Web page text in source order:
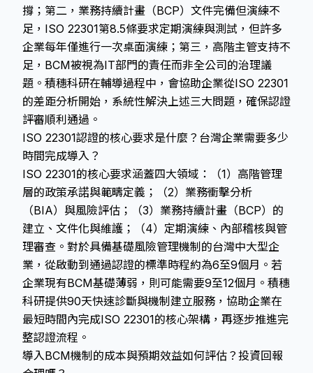
撐；第二，業務持續計畫（BCP）文件完備但演練不
足，ISO 22301第8.5條要求定期演練與測試，但許多
企業每年僅進行一次桌面演練；第三，高階主管支持不
足，BCM被視為IT部門的責任而非全公司的治理議
題。積穗科研在輔導過程中，會協助企業從ISO 22301
的差距分析開始，系統性解決上述三大問題，確保認證
評審順利通過。
ISO 22301認證的核心要求是什麼？台灣企業需要多少
時間完成導入？
ISO 22301的核心要求涵蓋四大領域：（1）高階管理
層的政策承諾與範疇定義；（2）業務衝擊分析
（BIA）與風險評估；（3）業務持續計畫（BCP）的
建立、文件化與維護；（4）定期演練、內部稽核與管
理審查。對於具備基礎風險管理機制的台灣中大型企
業，從啟動到通過認證的標準時程約為6至9個月。若
企業現有BCM基礎薄弱，則可能需要9至12個月。積穗
科研提供90天快速診斷與機制建立服務，協助企業在
最短時間內完成ISO 22301的核心架構，再逐步推進完
整認證流程。
導入BCM機制的成本與預期效益如何評估？投資回報